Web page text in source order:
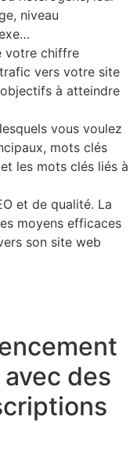
niveau
votre chiffre
vers votre site
à atteindre
vous voulez
mots clés
les mots clés liés à
et de qualité. La
moyens efficaces
son site web
des